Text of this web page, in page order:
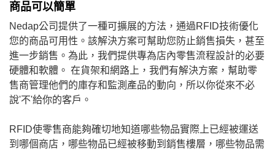
商品可以簡單
Nedap公司提供了一種可擴展的方法，通過RFID技術優化
您的商品可用性。該解決方案可幫助您防止銷售損失，甚至
進一步銷售。為此，我們提供專為店內零售流程設計的必要
硬體和軟體。 在貨架和網路上，我們有解決方案，幫助零
售商管理他們的庫存和監測產品的動向，所以你從來不必
說'不'給你的客戶。
RFID使零售商能夠確切地知道哪些物品實際上已經被運送
到哪個商店，哪些物品已經被移動到銷售樓層，哪些物品需